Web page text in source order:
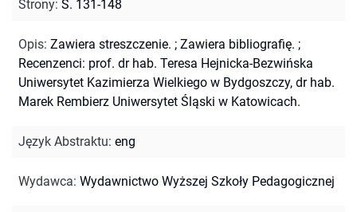
Strony: S. 131-148
Opis: Zawiera streszczenie. ; Zawiera bibliografię. ;
Recenzenci: prof. dr hab. Teresa Hejnicka-Bezwińska
Uniwersytet Kazimierza Wielkiego w Bydgoszczy, dr hab.
Marek Rembierz Uniwersytet Śląski w Katowicach.
Język Abstraktu: eng
Wydawca: Wydawnictwo Wyższej Szkoły Pedagogicznej